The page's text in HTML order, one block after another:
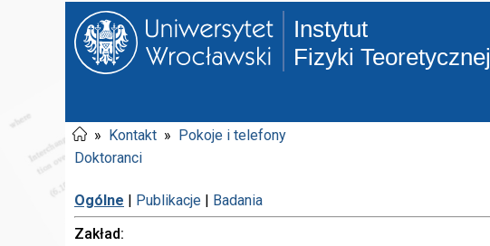
Instytut
Fizyki Teoretycznej
» Kontakt » Pokoje i telefony
Doktoranci
Ogólne | Publikacje | Badania
Zakład